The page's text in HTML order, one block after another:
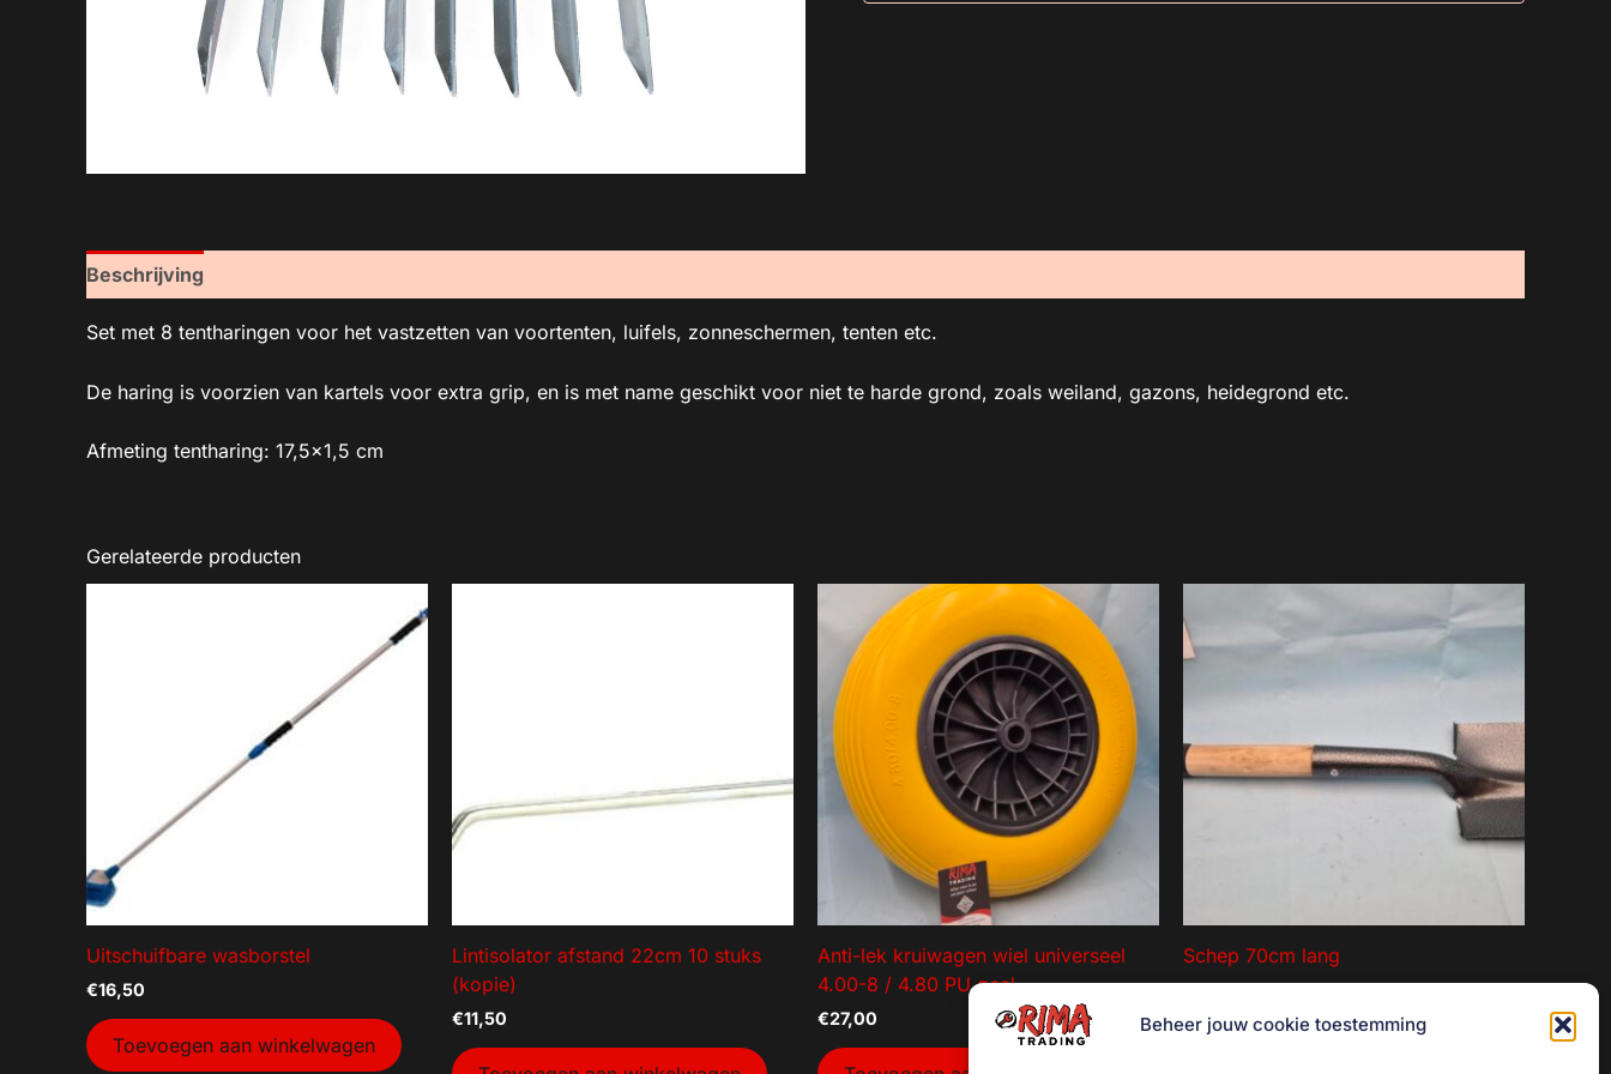
Beheer jouw cookie toestemming
Beschrijving
Set met 8 tentharingen voor het vastzetten van voortenten, luifels, zonneschermen, tenten etc.
De haring is voorzien van kartels voor extra grip, en is met name geschikt voor niet te harde grond, zoals weiland, gazons, heidegrond etc.
Afmeting tentharing: 17,5×1,5 cm
Gerelateerde producten
Uitschuifbare wasborstel
€16,50
Toevoegen aan winkelwagen
Lintisolator afstand 22cm 10 stuks
(kopie)
€11,50
Anti-lek kruiwagen wiel universeel
4.00-8 / 4.80 PU geel
€27,00
Schep 70cm lang
€6,00